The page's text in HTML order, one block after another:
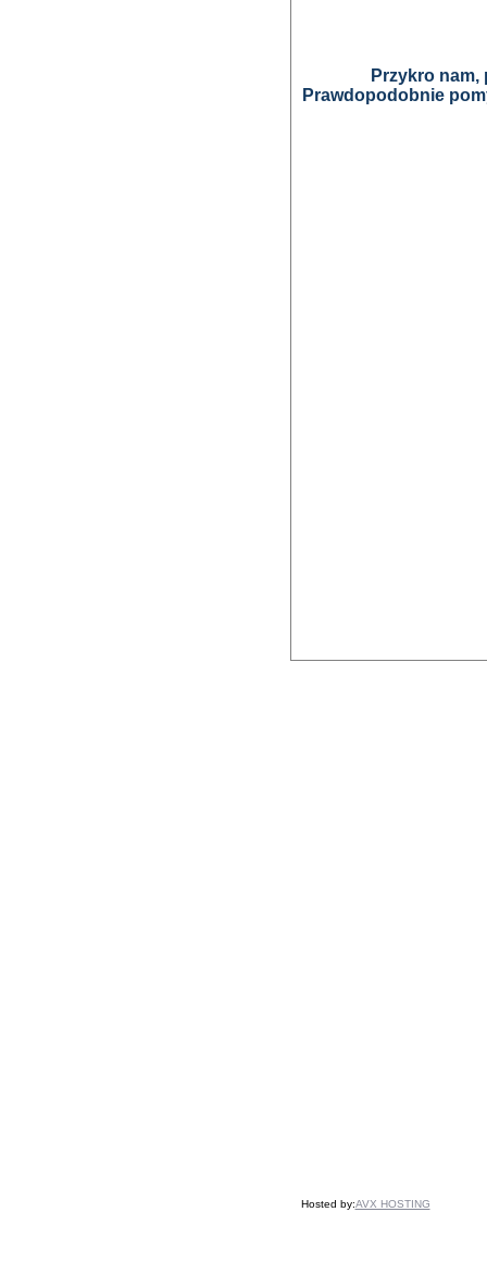
Przykro
Prawdopodobnie
Hosted by:AVX HOSTING